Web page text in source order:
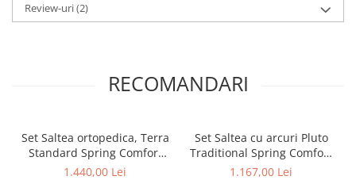
Review-uri(2)
RECOMANDARI
Set Saltea ortopedica, Terra
Standard Spring Comfort
140x200x26cm, plasa arcuri
1.440,00 Lei
Set Saltea cu arcuri Pluto
Traditional Spring Comfort
140x200x20cm, plasa arcuri
1.167,00 Lei